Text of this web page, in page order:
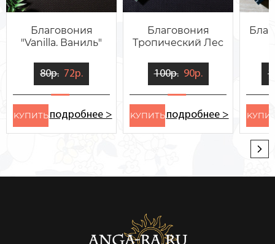
Благовония
"Vanilla. Ваниль"
80р. 72р.
KУПИТЬ подробнее >
Благовония
Тропический Лес
100р. 90р.
KУПИТЬ подробнее >